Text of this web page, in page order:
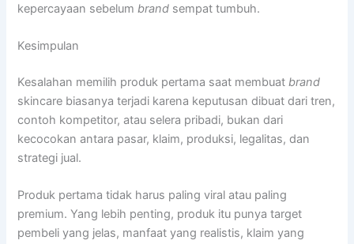
kepercayaan sebelumbrand sempat tumbuh.
Kesimpulan
Kesalahan memilih produk pertama saat membuatbrand
skincare biasanya terjadi karena keputusan dibuat dari tren,
contoh kompetitor, atau selera pribadi, bukan dari
kecocokan antara pasar, klaim, produksi, legalitas, dan
strategi jual.
Produk pertama tidak harus paling viral atau paling
premium. Yang lebih penting, produk itu punya target
pembeli yang jelas, manfaat yang realistis, klaim yang